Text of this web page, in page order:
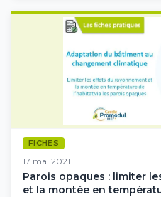
FICHES
17 mai 2021
Parois opaques : limiter
et la montée en